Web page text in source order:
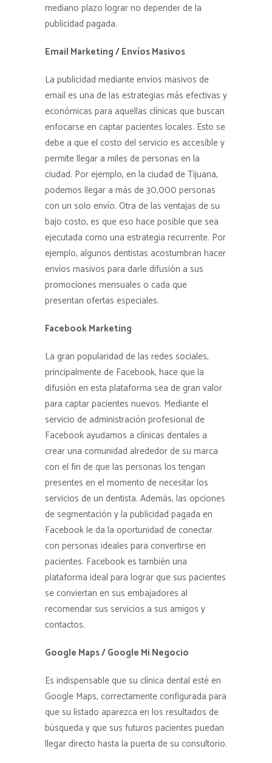
mediano plazo lograr no depender de la
publicidad pagada.
Email Marketing / Envíos Masivos
La publicidad mediante envíos masivos de
email es una de las estrategias más efectivas y
económicas para aquellas clínicas que buscan
enfocarse en captar pacientes locales. Esto se
debe a que el costo del servicio es accesible y
permite llegar a miles de personas en la
ciudad. Por ejemplo, en la ciudad de Tijuana,
podemos llegar a más de 30,000 personas
con un solo envío. Otra de las ventajas de su
bajo costo, es que eso hace posible que sea
ejecutada como una estrategia recurrente. Por
ejemplo, algunos dentistas acostumbran hacer
envíos masivos para darle difusión a sus
promociones mensuales o cada que
presentan ofertas especiales.
Facebook Marketing
La gran popularidad de las redes sociales,
principalmente de Facebook, hace que la
difusión en esta plataforma sea de gran valor
para captar pacientes nuevos. Mediante el
servicio de administración profesional de
Facebook ayudamos a clínicas dentales a
crear una comunidad alrededor de su marca
con el fin de que las personas los tengan
presentes en el momento de necesitar los
servicios de un dentista. Además, las opciones
de segmentación y la publicidad pagada en
Facebook le da la oportunidad de conectar
con personas ideales para convertirse en
pacientes. Facebook es también una
plataforma ideal para lograr que sus pacientes
se conviertan en sus embajadores al
recomendar sus servicios a sus amigos y
contactos.
Google Maps / Google Mi Negocio
Es indispensable que su clínica dental esté en
Google Maps, correctamente configurada para
que su listado aparezca en los resultados de
búsqueda y que sus futuros pacientes puedan
llegar directo hasta la puerta de su consultorio.